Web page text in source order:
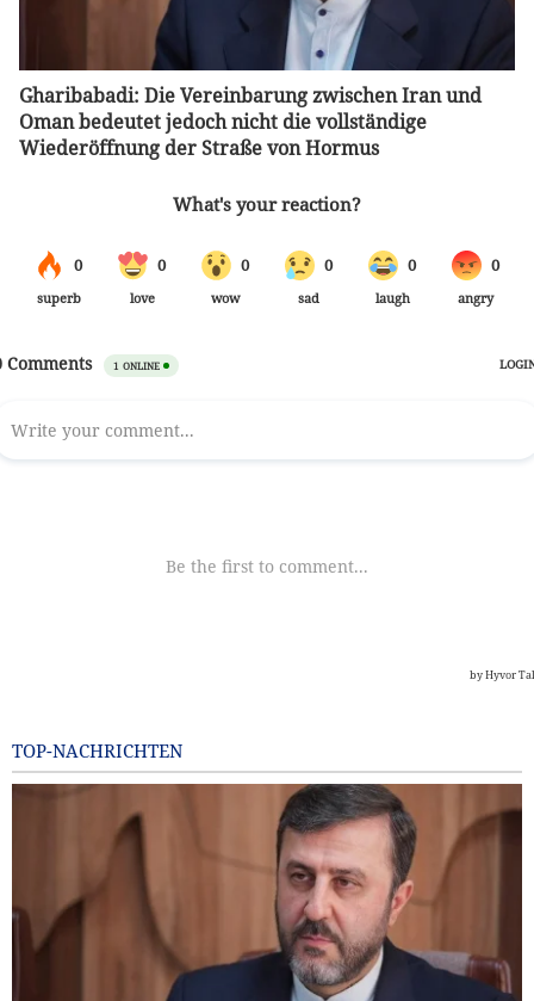
Gharibabadi: Die Vereinbarung zwischen Iran und
Oman bedeutet jedoch nicht die vollständige
Wiederöffnung der Straße von Hormus
TOP-NACHRICHTEN